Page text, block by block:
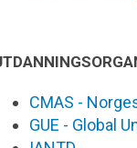
CMAS -
GUE - Global